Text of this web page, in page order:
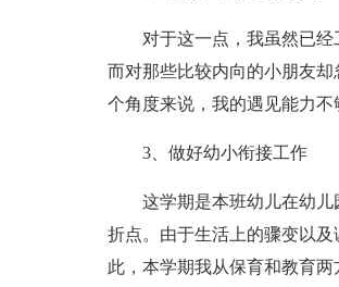
对于这一点，我虽然已
而对那些比较内向的小朋友
个角度来说，我的遇见能力
3、做好幼小衔接工作
这学期是本班幼儿在幼
折点。由于生活上的骤变以
此，本学期我从保育和教育